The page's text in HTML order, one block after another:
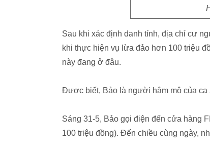
Sau khi xác định danh tính, địa chỉ cư
khi thực hiện vụ lừa đảo hơn 100 triệu
này đang ở đâu.
Được biết, Bảo là người hâm mộ của
Sáng 31-5, Bảo gọi điện đến cửa hàng
100 triệu đồng). Đến chiều cùng ngày,